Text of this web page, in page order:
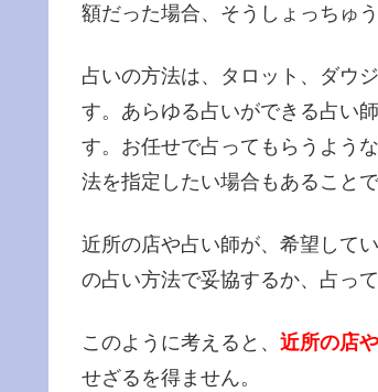
額だった場合、そうしょっちゅ
占いの方法は、タロット、ダウ
す。あらゆる占いができる占い
す。お任せで占ってもらうよう
法を指定したい場合もあることで
近所の店や占い師が、希望して
の占い方法で妥協するか、占っ
このように考えると、 近所の店
せざるを得ません。